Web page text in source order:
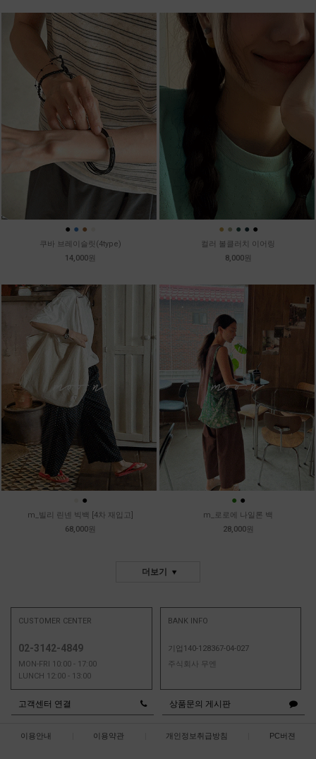
● ● ●
쿠바 브레이슬릿(4type)
14,000원
● ● ● ● ●
컬러 볼클러치 이어링
8,000원
●
m_빌리 린넨 빅백 [4차 재입고]
68,000원
● ●
m_로로에 나일론 백
28,000원
더보기
CUSTOMER CENTER
02-3142-4849
MON-FRI 10:00 - 17:00
LUNCH 12:00 - 13:00
BANK INFO
기업140-128367-04-027
주식회사 무엔
고객센터 연결 상품문의 게시판
이용안내 이용약관 개인정보취급방침 PC버젼